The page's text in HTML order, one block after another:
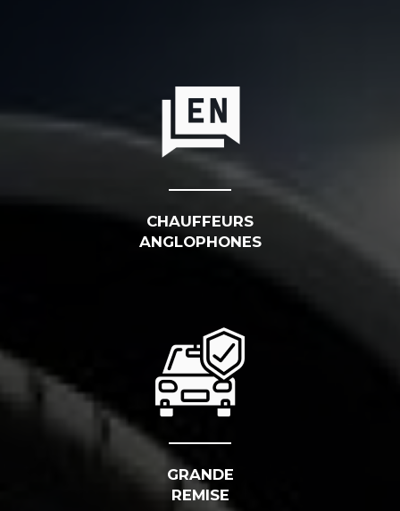
CHAUFFEURS
ANGLOPHONES
GRANDE
REMISE